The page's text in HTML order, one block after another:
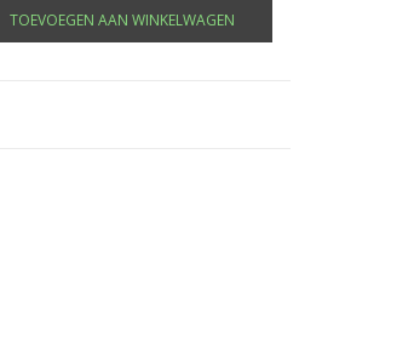
TOEVOEGEN AAN WINKELWAGEN